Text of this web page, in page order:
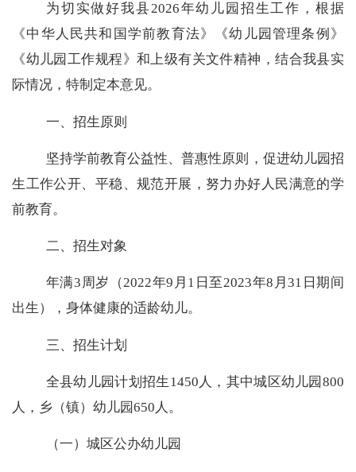
为切实做好我县2026年幼儿园招生工作，根据
《中华人民共和国学前教育法》《幼儿园管理条例》
《幼儿园工作规程》和上级有关文件精神，结合我县实
际情况，特制定本意见。
一、招生原则
坚持学前教育公益性、普惠性原则，促进幼儿园招
生工作公开、平稳、规范开展，努力办好人民满意的学
前教育。
二、招生对象
年满3 周岁（2022年9 月 1 日至2023年8 月31 日期间
出生），身体健康的适龄幼儿。
三、招生计划
全县幼儿园计划招生 1450 人，其中城区幼儿园 800
人，乡（镇）幼儿园650 人。
（一）城区公办幼儿园